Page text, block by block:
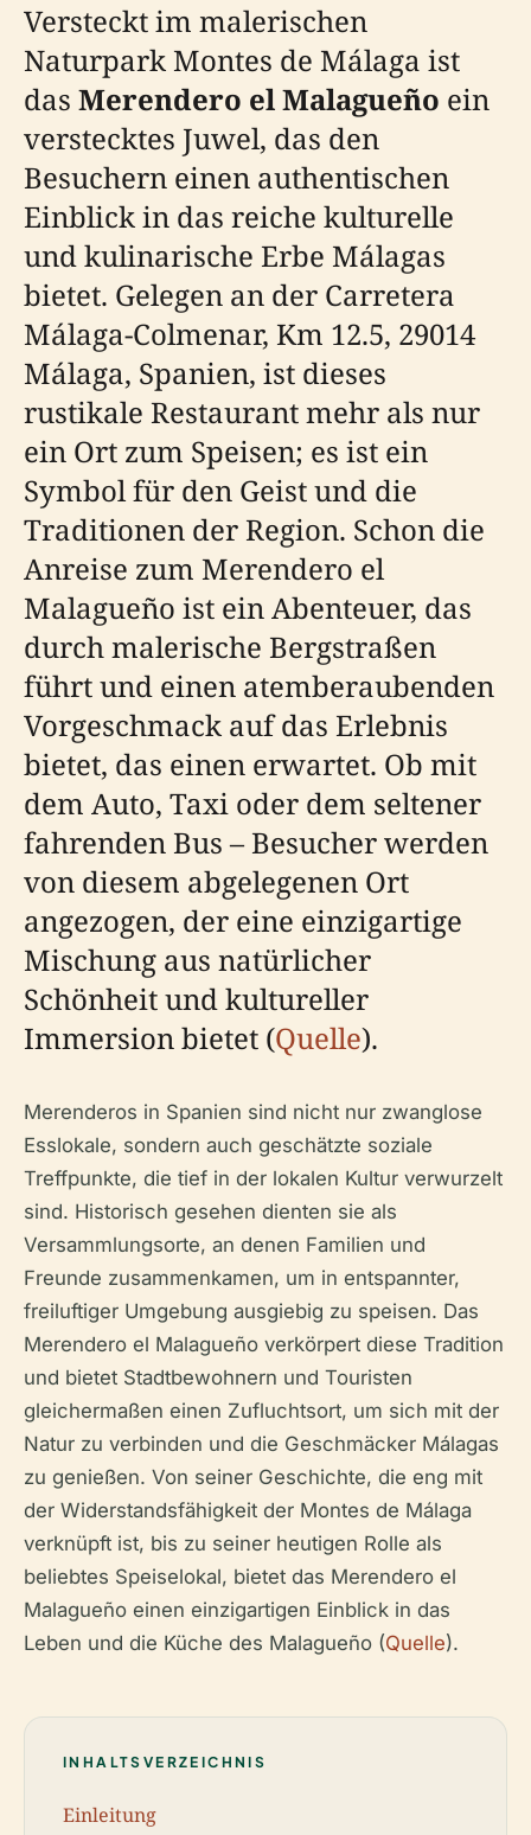
Versteckt im malerischen
Naturpark Montes de Málaga ist
das Merendero el Malagueño ein
verstecktes Juwel, das den
Besuchern einen authentischen
Einblick in das reiche kulturelle
und kulinarische Erbe Málagas
bietet. Gelegen an der Carretera
Málaga-Colmenar, Km 12.5, 29014
Málaga, Spanien, ist dieses
rustikale Restaurant mehr als nur
ein Ort zum Speisen; es ist ein
Symbol für den Geist und die
Traditionen der Region. Schon die
Anreise zum Merendero el
Malagueño ist ein Abenteuer, das
durch malerische Bergstraßen
führt und einen atemberaubenden
Vorgeschmack auf das Erlebnis
bietet, das einen erwartet. Ob mit
dem Auto, Taxi oder dem seltener
fahrenden Bus – Besucher werden
von diesem abgelegenen Ort
angezogen, der eine einzigartige
Mischung aus natürlicher
Schönheit und kultureller
Immersion bietet (Quelle).
Merenderos in Spanien sind nicht nur zwanglose
Esslokale, sondern auch geschätzte soziale
Treffpunkte, die tief in der lokalen Kultur verwurzelt
sind. Historisch gesehen dienten sie als
Versammlungsorte, an denen Familien und
Freunde zusammenkamen, um in entspannter,
freiluftiger Umgebung ausgiebig zu speisen. Das
Merendero el Malagueño verkörpert diese Tradition
und bietet Stadtbewohnern und Touristen
gleichermaßen einen Zufluchtsort, um sich mit der
Natur zu verbinden und die Geschmäcker Málagas
zu genießen. Von seiner Geschichte, die eng mit
der Widerstandsfähigkeit der Montes de Málaga
verknüpft ist, bis zu seiner heutigen Rolle als
beliebtes Speiselokal, bietet das Merendero el
Malagueño einen einzigartigen Einblick in das
Leben und die Küche des Malagueño (Quelle).
INHALTSVERZEICHNIS
Einleitung